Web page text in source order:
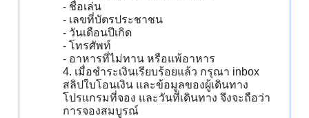
- ชื่อเล่น
- เลขที่บัตรประชาชน
- วันเดือนปีเกิด
- โทรศัพท์
- อาหารที่ไม่ทาน หรือแพ้อาหาร
4. เมื่อชำระเงินเรียบร้อยแล้ว กรุณา inbox
สลิปใบโอนเงิน และข้อมูลของผู้เดินทาง
โปรแกรมที่จอง และวันที่เดินทาง จึงจะถือว่า
การจองสมบูรณ์